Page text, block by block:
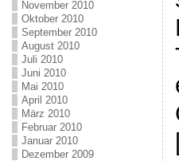
November 2010
Oktober 2010
September 2010
August 2010
Juli 2010
Juni 2010
Mai 2010
April 2010
März 2010
Februar 2010
Januar 2010
Dezember 2009